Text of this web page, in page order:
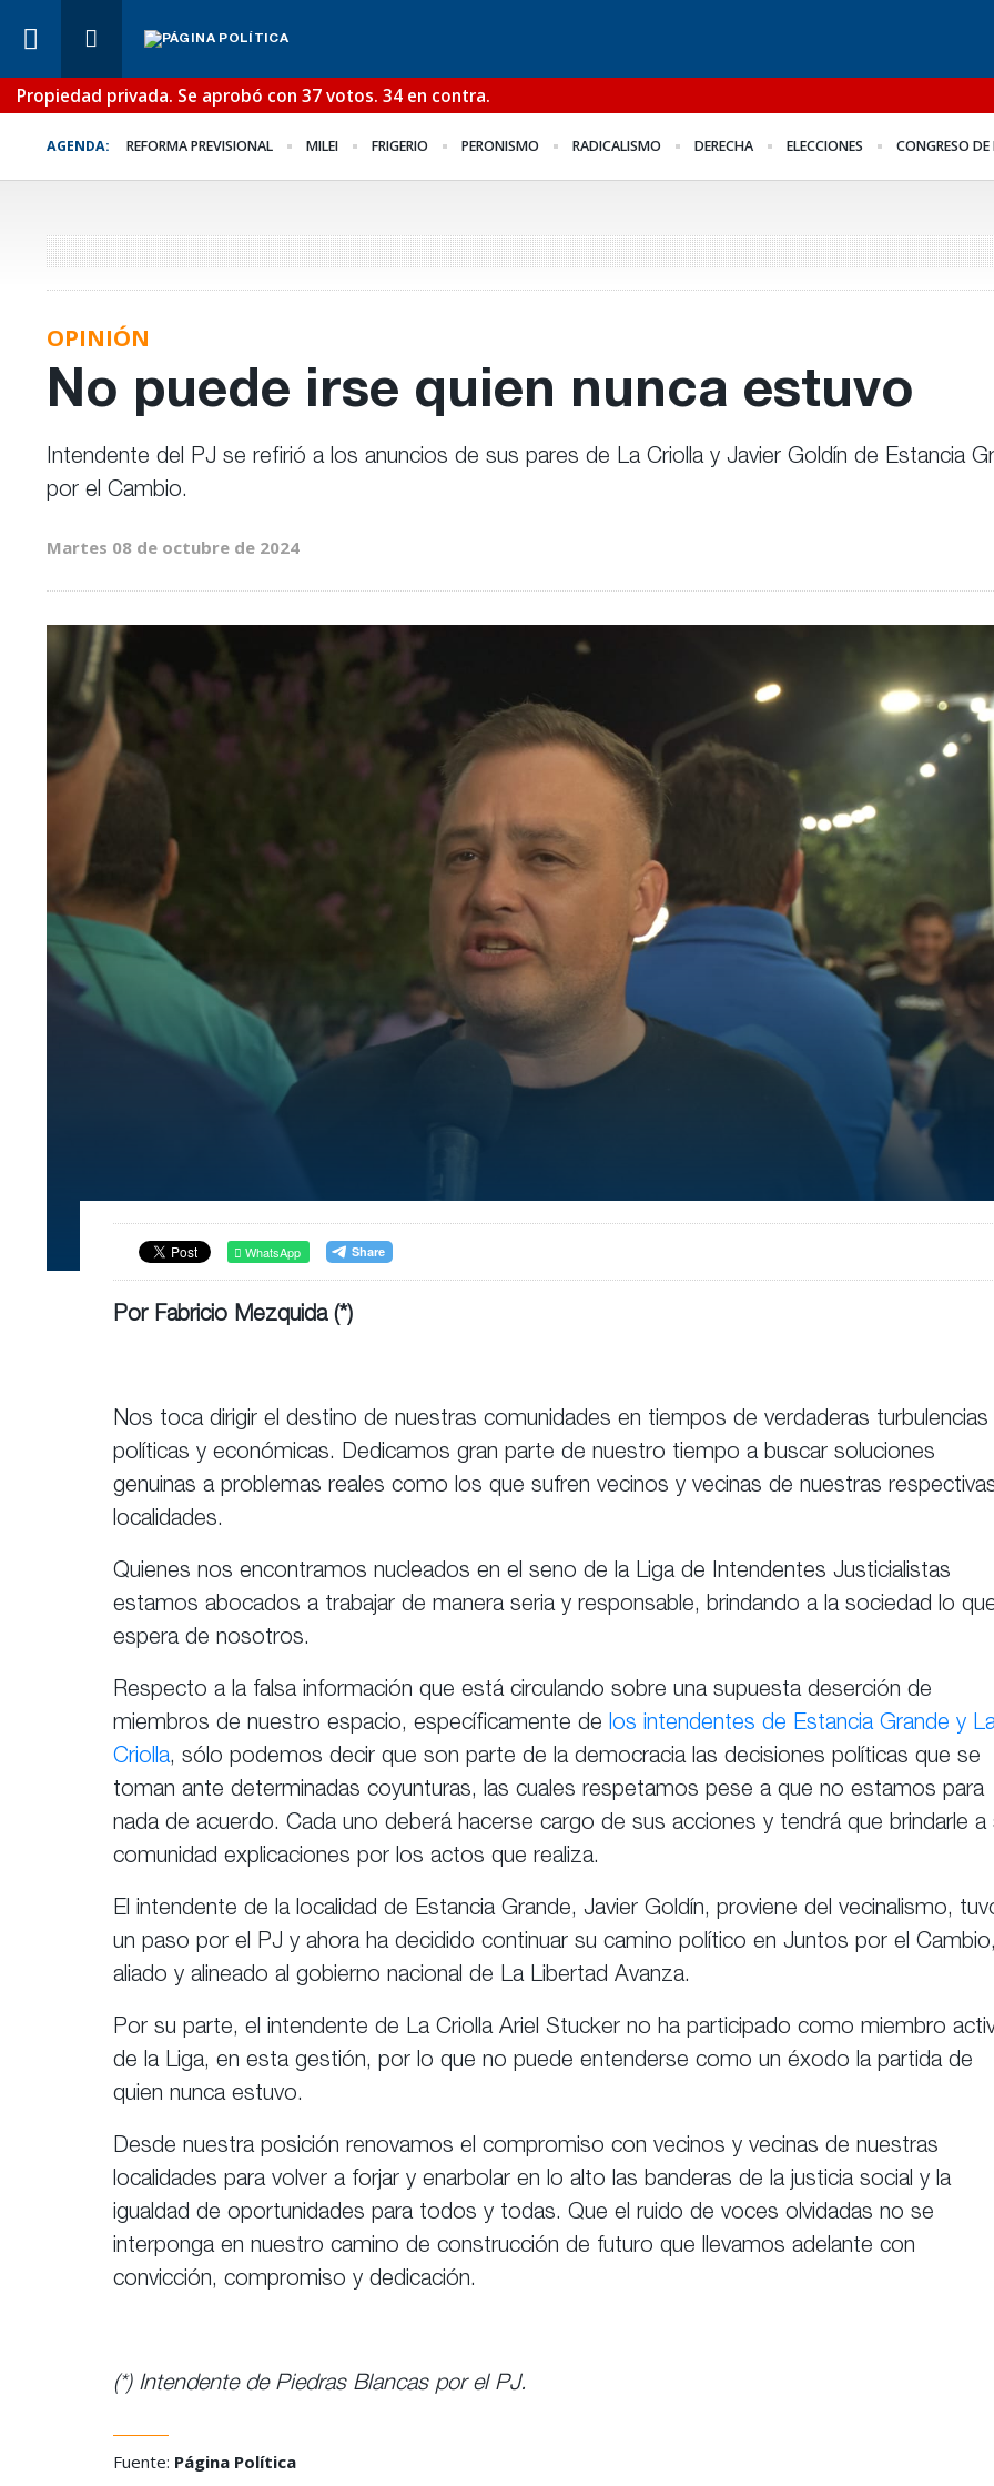
Propiedad privada. Se aprobó con 37 votos. 34 en contra.
AGENDA: REFORMA PREVISIONAL MILEI FRIGERIO PERONISMO RADICALISMO DERECHA ELECCIONES CONGRESO
Poder Judicial?
al Estado de
gestión pública
el empleo público y
OPINIÓN
No puede irse quien nunca estuvo
Intendente del PJ se refirió a los anuncios de sus pares de La Criolla y Javier Goldín de Estancia
por el Cambio.
Martes 08 de octubre de 2024
WhatsApp
Por Fabricio Mezquida (*)
Nos toca dirigir el destino de nuestras comunidades en tiempos de verdaderas turbulencias
políticas y económicas. Dedicamos gran parte de nuestro tiempo a buscar soluciones
genuinas a problemas reales como los que sufren vecinos y vecinas de nuestras
localidades.
Quienes nos encontramos nucleados en el seno de la Liga de Intendentes Justicialistas
estamos abocados a trabajar de manera seria y responsable, brindando a la sociedad lo
espera de nosotros.
Respecto a la falsa información que está circulando sobre una supuesta deserción de
miembros de nuestro espacio, específicamente de los intendentes de Estancia Grande y
Criolla, sólo podemos decir que son parte de la democracia las decisiones políticas que se
toman ante determinadas coyunturas, las cuales respetamos pese a que no estamos para
nada de acuerdo. Cada uno deberá hacerse cargo de sus acciones y tendrá que brindarle a
comunidad explicaciones por los actos que realiza.
El intendente de la localidad de Estancia Grande, Javier Goldín, proviene del vecinalismo,
un paso por el PJ y ahora ha decidido continuar su camino político en Juntos por el
aliado y alineado al gobierno nacional de La Libertad Avanza.
Por su parte, el intendente de La Criolla Ariel Stucker no ha participado como miembro
de la Liga, en esta gestión, por lo que no puede entenderse como un éxodo la partida de
quien nunca estuvo.
Desde nuestra posición renovamos el compromiso con vecinos y vecinas de nuestras
localidades para volver a forjar y enarbolar en lo alto las banderas de la justicia social y la
igualdad de oportunidades para todos y todas. Que el ruido de voces olvidadas no se
interponga en nuestro camino de construcción de futuro que llevamos adelante con
convicción, compromiso y dedicación.
(*) Intendente de Piedras Blancas por el PJ.
Fuente: Página Política